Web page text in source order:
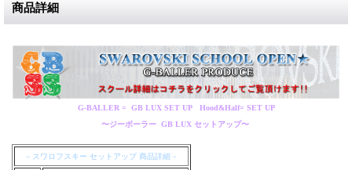
商品詳細
G-BALLER = GB LUX SET UP Hood&Half= SET UP
〜ジーボーラー GB LUX セットアップ〜
－スワロフスキー セットアップ 商品詳細－